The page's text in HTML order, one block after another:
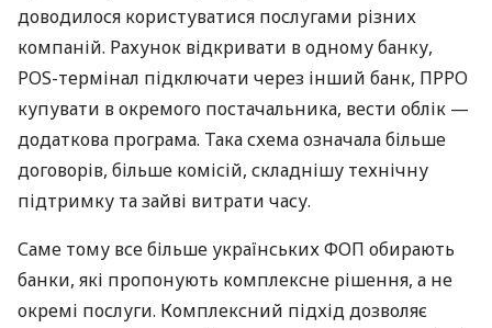
доводилося користуватися послугами різних
компаній. Рахунок відкривати в одному банку,
POS-термінал підключати через інший банк, ПРРО
купувати в окремого постачальника, вести облік —
додаткова програма. Така схема означала більше
договорів, більше комісій, складнішу технічну
підтримку та зайві витрати часу.
Саме тому все більше українських ФОП обирають
банки, які пропонують комплексне рішення, а не
окремі послуги. Комплексний підхід дозволяє